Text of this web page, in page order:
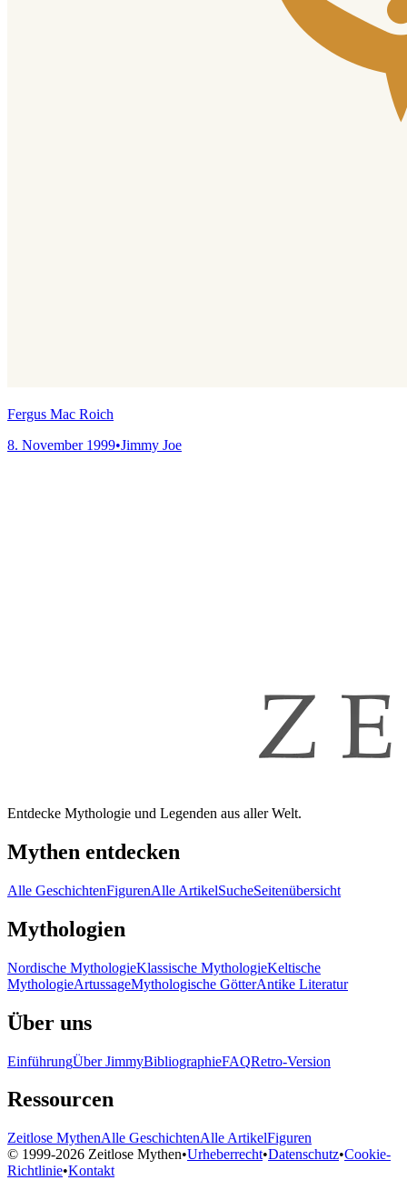
Fergus Mac Roich
8. November 1999•Jimmy Joe
Entdecke Mythologie und Legenden aus aller Welt.
Mythen entdecken
Alle GeschichtenFigurenAlle ArtikelSucheSeitenübersicht
Mythologien
Nordische MythologieKlassische MythologieKeltische
MythologieArtussageMythologische GötterAntike Literatur
Über uns
EinführungÜber JimmyBibliographieFAQRetro-Version
Ressourcen
Zeitlose MythenAlle GeschichtenAlle ArtikelFiguren
© 1999-2026 Zeitlose Mythen•Urheberrecht•Datenschutz•Cookie-
Richtlinie•Kontakt